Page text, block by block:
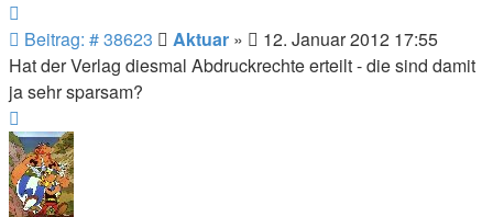
Beitrag: # 38623 Beitrag
Aktuar »
12. Januar 2012 17:55
Hat der Verlag diesmal Abdruckrechte erteilt - die sind damit
ja sehr sparsam?
oben